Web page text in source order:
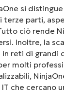
si
parti,
ciò rende
Inoltre, la
reti di grandi
molti
che cercano